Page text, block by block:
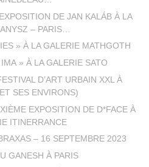
DE JAN KALÁB À LA
– PARIS…
» À LA GALERIE MATHGOTH
» À LA GALERIE SATO
D’ART URBAIN XXL À
SES ENVIRONS)
EXPOSITION DE D*FACE À
ITINERRANCE
– 16 SEPTEMBRE 2023
GANESH À PARIS